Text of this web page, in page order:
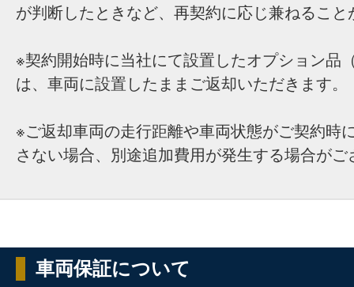
が判断したときなど、再契約に応じ兼ねること
※契約開始時に当社にて設置したオプション品
は、車両に設置したままご返却いただきます。
※ご返却車両の走行距離や車両状態がご契約時
さない場合、別途追加費用が発生する場合がご
車両保証について